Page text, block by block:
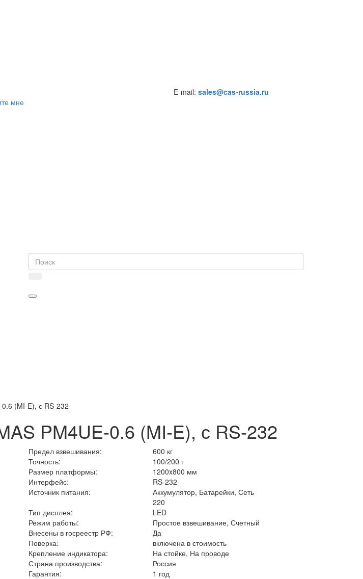
мне
E-mail: sales@cas-russia.ru
(MI-E), с RS-232
PM4UE-0.6 (MI-E), с RS-232
Предел взвешивания:
600 кг
Точность:
100/200 г
Размер платформы:
1200x800 мм
Интерфейс:
RS-232
Источник питания:
Аккумулятор, Батарейки, Сеть
220
Тип дисплея:
LED
Режим работы:
Простое взвешивание, Счетный
Внесены в госреестр РФ:
Да
Поверка:
включена в стоимость
Крепление индикатора:
На стойке, На проводе
Страна производства:
Россия
Гарантия:
1 год